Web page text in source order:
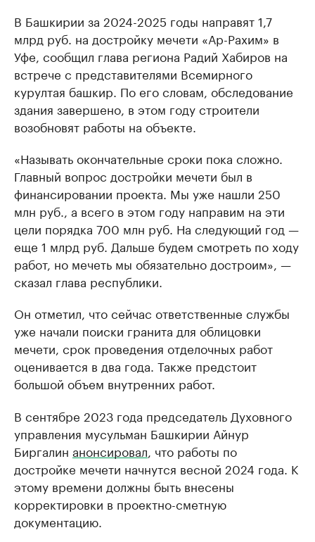
В Башкирии за 2024-2025 годы направят 1,7
млрд руб. на достройку мечети «Ар-Рахим» в
Уфе, сообщил глава региона Радий Хабиров на
встрече с представителями Всемирного
курултая башкир. По его словам, обследование
здания завершено, в этом году строители
возобновят работы на объекте.
«Называть окончательные сроки пока сложно.
Главный вопрос достройки мечети был в
финансировании проекта. Мы уже нашли 250
млн руб., а всего в этом году направим на эти
цели порядка 700 млн руб. На следующий год —
еще 1 млрд руб. Дальше будем смотреть по ходу
работ, но мечеть мы обязательно достроим», —
сказал глава республики.
Он отметил, что сейчас ответственные службы
уже начали поиски гранита для облицовки
мечети, срок проведения отделочных работ
оценивается в два года. Также предстоит
большой объем внутренних работ.
В сентябре 2023 года председатель Духовного
управления мусульман Башкирии Айнур
Биргалин анонсировал , что работы по
достройке мечети начнутся весной 2024 года. К
этому времени должны быть внесены
корректировки в проектно-сметную
документацию.